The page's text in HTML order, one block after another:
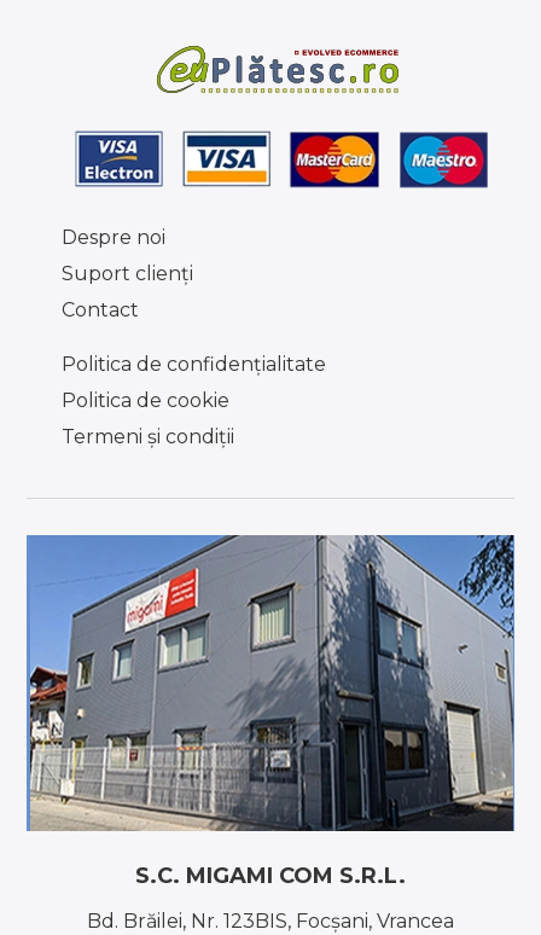
Despre noi
Suport clienţi
Contact
Politica de confidențialitate
Politica de cookie
Termeni şi condiţii
S.C. MIGAMI COM S.R.L.
Bd. Brăilei, Nr. 123BIS, Focşani, Vrancea